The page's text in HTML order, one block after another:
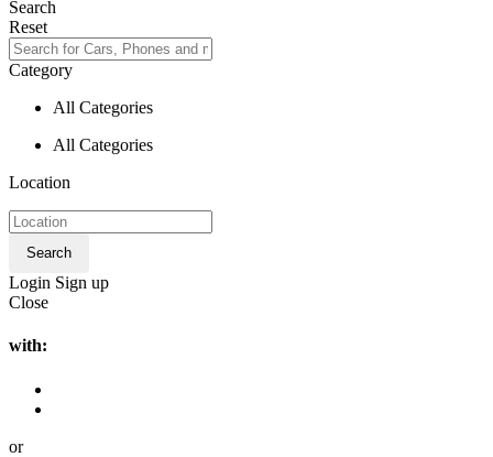
Search
Reset
Category
All Categories
All Categories
Location
Search
Login Sign up
Close
with:
or